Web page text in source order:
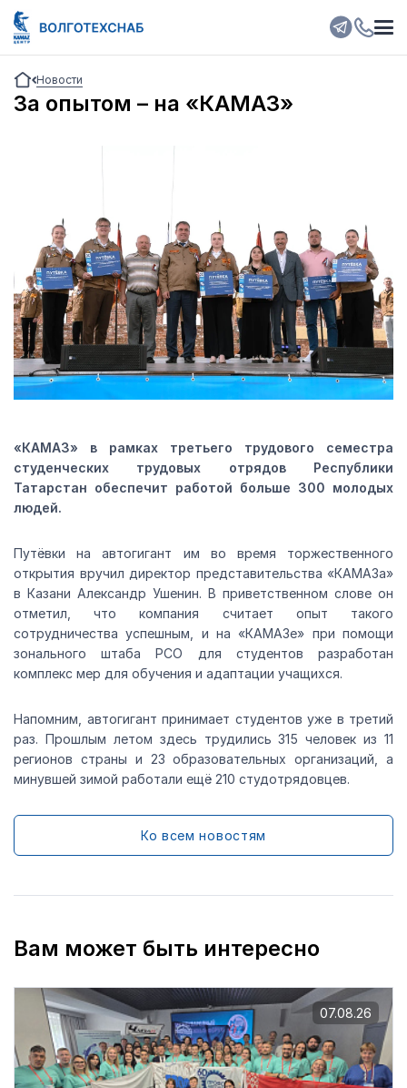
Новости
За опытом – на «КАМАЗ»
«КАМАЗ» в рамках третьего трудового семестра
студенческих трудовых отрядов Республики
Татарстан обеспечит работой больше 300 молодых
людей.
Путёвки на автогигант им во время торжественного
открытия вручил директор представительства «КАМАЗа»
в Казани Александр Ушенин. В приветственном слове он
отметил, что компания считает опыт такого
сотрудничества успешным, и на «КАМАЗе» при помощи
зонального штаба РСО для студентов разработан
комплекс мер для обучения и адаптации учащихся.
Напомним, автогигант принимает студентов уже в третий
раз. Прошлым летом здесь трудились 315 человек из 11
регионов страны и 23 образовательных организаций, а
минувшей зимой работали ещё 210 студотрядовцев.
Ко всем новостям
Вам может быть интересно
07.08.26